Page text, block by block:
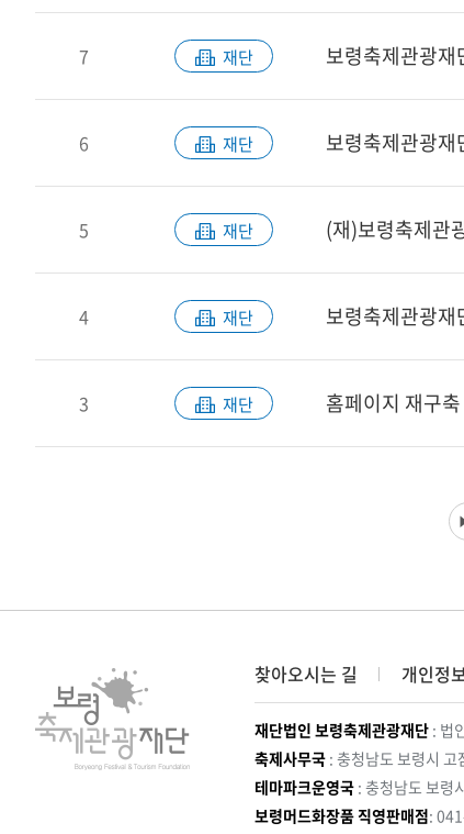
7 재단 보령축제관광재
6 재단 보령축제관광재
5 재단 (재)보령축제관
4 재단 보령축제관광
3 재단 홈페이지 재구
찾아오시는 길 개인정
재단법인 보령축제관광재단 : 법
축제사무국 : 충청남도 보령시 고
테마파크운영국 : 충청남도 보령
보령머드화장품 직영판매점: